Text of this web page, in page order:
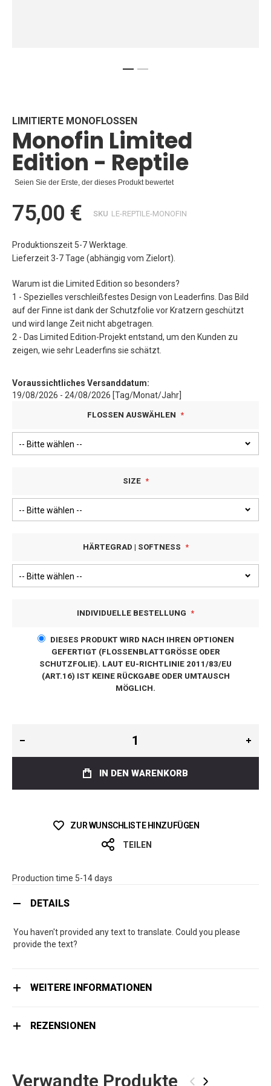
Bildgalerie
springen
LIMITIERTE MONOFLOSSEN
Monofin Limited
Edition - Reptile
Seien Sie der Erste, der dieses Produkt bewertet
75,00 € SKU LE-REPTILE-MONOFIN
Produktionszeit 5-7 Werktage.
Lieferzeit 3-7 Tage (abhängig vom Zielort).
Warum ist die Limited Edition so besonders?
1 - Spezielles verschleißfestes Design von Leaderfins. Das Bild
auf der Finne ist dank der Schutzfolie vor Kratzern geschützt
und wird lange Zeit nicht abgetragen.
2 - Das Limited Edition-Projekt entstand, um den Kunden zu
zeigen, wie sehr Leaderfins sie schätzt.
Voraussichtliches Versanddatum:
19/08/2026 - 24/08/2026 [Tag/Monat/Jahr]
FLOSSEN AUSWÄHLEN
SIZE
HÄRTEGRAD | SOFTNESS
INDIVIDUELLE BESTELLUNG
DIESES PRODUKT WIRD NACH IHREN OPTIONEN
GEFERTIGT (FLOSSENBLATTGRÖSSE ODER S
CHUTZFOLIE). LAUT EU-RICHTLINIE 2011/83/EU (
ART.16) IST KEINE RÜCKGABE ODER UMTAUSCH M
ÖGLICH.
IN DEN WARENKORB
ZUR WUNSCHLISTE HINZUFÜGEN
TEILEN
Production time 5-14 days
DETAILS
You haven't provided any text to translate. Could you please
provide the text?
WEITERE INFORMATIONEN
REZENSIONEN
Verwandte Produkte ‹ ›